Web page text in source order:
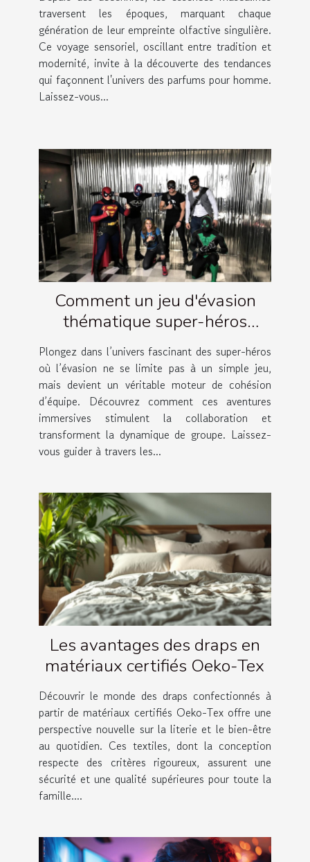
traversent les époques, marquant chaque
génération de leur empreinte olfactive singulière.
Ce voyage sensoriel, oscillant entre tradition et
modernité, invite à la découverte des tendances
qui façonnent l'univers des parfums pour homme.
Laissez-vous...
Comment un jeu d'évasion
thématique super-héros
renforce la cohésion d'équipe ?
Plongez dans l’univers fascinant des super-héros
où l’évasion ne se limite pas à un simple jeu,
mais devient un véritable moteur de cohésion
d’équipe. Découvrez comment ces aventures
immersives stimulent la collaboration et
transforment la dynamique de groupe. Laissez-
vous guider à travers les...
Les avantages des draps en
matériaux certifiés Oeko-Tex
Découvrir le monde des draps confectionnés à
partir de matériaux certifiés Oeko-Tex offre une
perspective nouvelle sur la literie et le bien-être
au quotidien. Ces textiles, dont la conception
respecte des critères rigoureux, assurent une
sécurité et une qualité supérieures pour toute la
famille....